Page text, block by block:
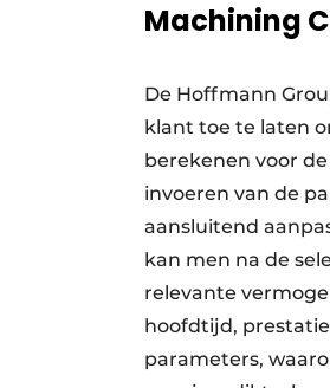
Machining
De Hoffmann
klant toe te laten
berekenen voor
invoeren van de
aansluitend
kan men na de
relevante
hoofdtijd,
parameters,